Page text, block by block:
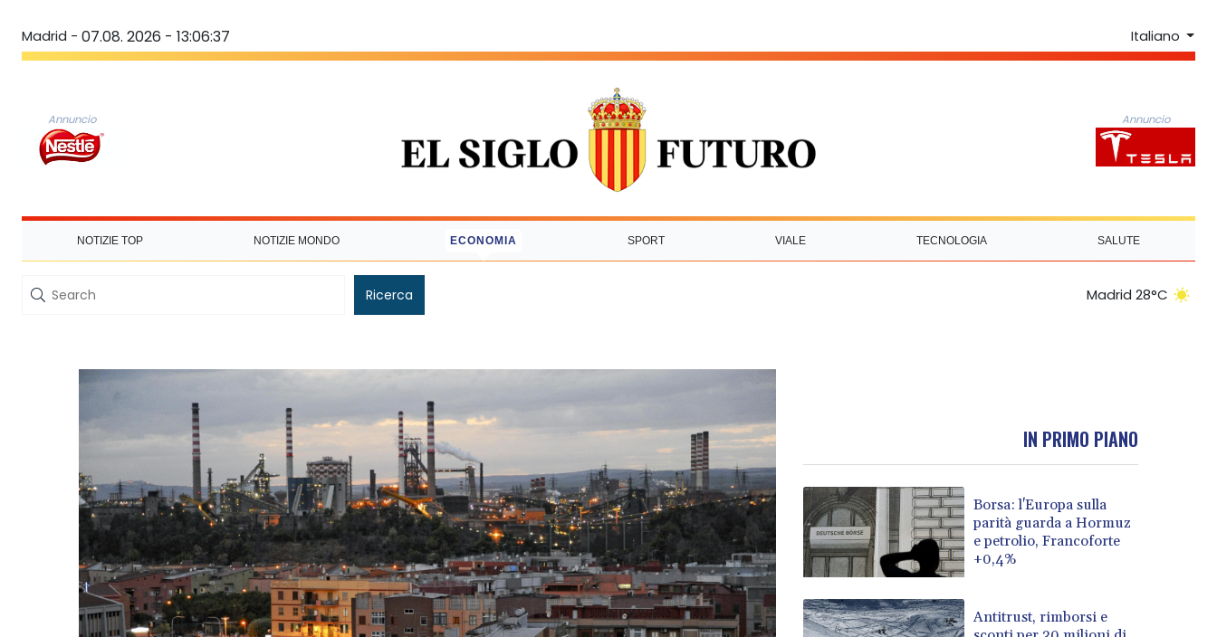
Madrid - 07.08. 2026 - 13:06:37 Italiano
Annuncio Annuncio
NOTIZIE TOP NOTIZIE MONDO ECONOMIA SPORT VIALE TECNOLOGIA SALUTE
Ricerca Madrid 28°C
IN PRIMO PIANO
Borsa: l'Europa sulla
parità guarda a Hormuz
e petrolio, Francoforte
+0,4%
Antitrust, rimborsi e